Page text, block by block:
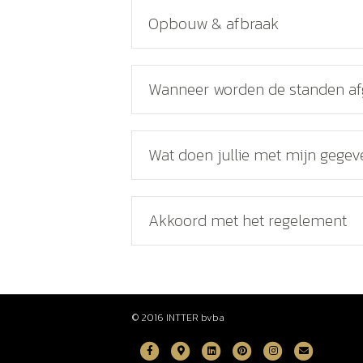
Opbouw & afbraak
Wanneer worden de standen
Wat doen jullie met mijn
Akkoord met het regelement
© 2016 INTTER bvba
F
G
L
P
E